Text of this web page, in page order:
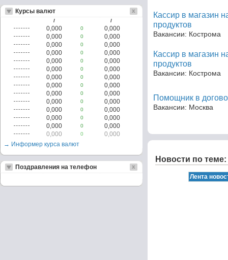
Кассир в магазин
продуктов
Вакансии: Кострома
Кассир в магазин
продуктов
Вакансии: Кострома
Помощник в
Вакансии: Москва
Новости по
Курсы валют
/ /
0,000 0
0,000
0,000
0
0,000
0,000
0
0,000
0,000
0
0,000
0,000
0
0,000
0,000
0
0,000
0,000
0
0,000
0,000
0
0,000
0,000
0
0,000
0,000
0
0,000
0,000
0
0,000
0,000
0
0,000
0,000
0
0,000
0,000
0
0,000
→ Информер курса валют
Поздравления на телефон